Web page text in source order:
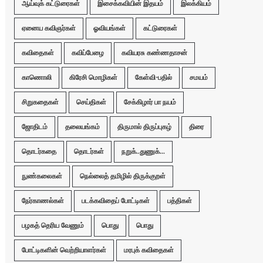
ஆய்வுக் கட்டுரைகள் இசைக்கவியின் இதயம் இலக்கியம்
ஏனைய கவிஞர்கள் ஓவியங்கள் கட்டுரைகள்
கவிதைகள் கவிப்பேழை கவியரசு கண்ணதாசன்
காணொலி கிரேசி மொழிகள் கேள்வி-பதில் சமயம்
சிறுகதைகள் செய்திகள் சேக்கிழார் பா நயம்
ஜோதிடம் தலையங்கம் திருமால் திருப்புகழ் திரை
தொடர்கதை தொடர்கள் நறுக்..துணுக்...
நுண்கலைகள் நெல்லைத் தமிழில் திருக்குறள்
நேர்காணல்கள் படக்கவிதைப் போட்டிகள் பத்திகள்
பழகத் தெரிய வேணும் பொது பொது
போட்டிகளின் வெற்றியாளர்கள் மரபுக் கவிதைகள்